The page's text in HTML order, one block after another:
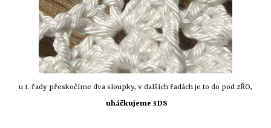
u 1. řady přeskočíme dva sloupky, v dalších řadách je to do pod 2ŘO,
uháčkujeme 3DS